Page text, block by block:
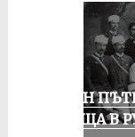
ЕДИН
СРЕЩА В